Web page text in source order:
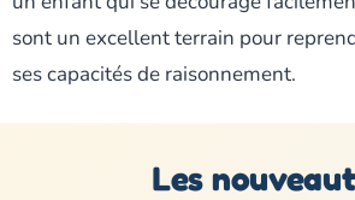
sont un excellent terrain pour
ses capacités de raisonnement.
Les